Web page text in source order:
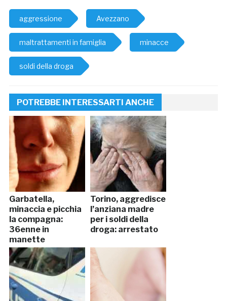
aggressione Avezzano
maltrattamenti in famiglia minacce
soldi della droga
POTREBBE INTERESSARTI ANCHE
Garbatella,
minaccia e picchia
la compagna:
36enne in
manette
Torino, aggredisce
l’anziana madre
per i soldi della
droga: arrestato